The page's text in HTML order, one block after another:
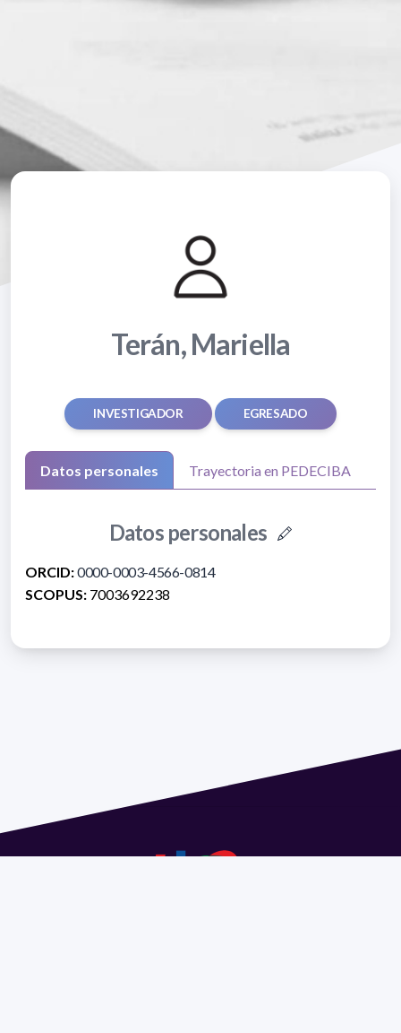
Terán, Mariella
INVESTIGADOR EGRESADO
Datos personales Trayectoria en PEDECIBA
Datos personales
ORCID:0000-0003-4566-0814
SCOPUS: 7003692238